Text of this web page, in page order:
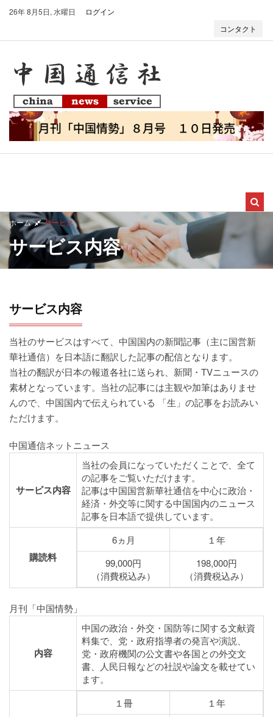
26年 8月5日, 水曜日
ログイン
コンタクト
g
l
e
n
a
t
i
o
ホーム サービス
サービス内容
サービス内容
当社のサービスはすべて、中国国内の新聞記事（主に国営新
華社通信）を日本語に翻訳した記事の配信となります。
当社の翻訳が日本の報道各社に送られ、新聞・TVニュースの
素材となっています。当社の記事には主観や加筆はありませ
んので、中国国内で伝えられている 「生」の記事をお読みい
ただけます。
中国通信ネットニュース
サービス内容
当社の会員になっていただくことで、全て
の記事をご覧いただけます。
記事は中国国営新華社通信を中心に政治・
経済・外交等に関する中国国内のニュース
記事を日本語で提供しています。
購読料
6ヵ月
１年
99,000円
（消費税込み）
198,000円
（消費税込み）
月刊「中国情勢」
内容
中国の政治・外交・国防等に関する文献資
料集で、党・政府指導者の発言や演説、
党・政府機関の公文書や各国との外交文
書、人民日報などの社説や論文を載せてい
ます。
１冊
１年